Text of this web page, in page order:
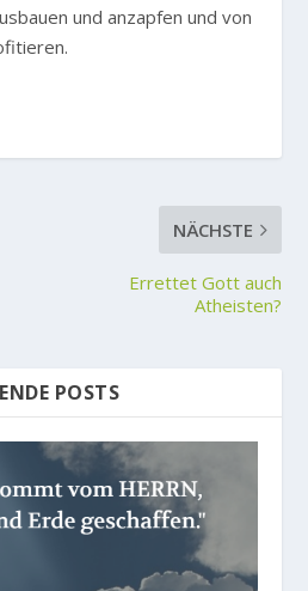
und anzapfen und von
NÄCHSTE
Errettet Gott auch
Atheisten?
POSTS